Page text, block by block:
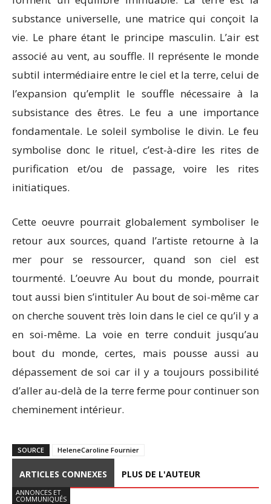
substance universelle, une matrice qui conçoit la
vie. Le phare étant le principe masculin. L’air est
associé au vent, au souffle. Il représente le monde
subtil intermédiaire entre le ciel et la terre, celui de
l’expansion qu’emplit le souffle nécessaire à la
subsistance des êtres. Le feu a une importance
fondamentale. Le soleil symbolise le divin. Le feu
symbolise donc le rituel, c’est-à-dire les rites de
purification et/ou de passage, voire les rites
initiatiques.
Cette oeuvre pourrait globalement symboliser le
retour aux sources, quand l’artiste retourne à la
mer pour se ressourcer, quand son ciel est
tourmenté. L’oeuvre Au bout du monde, pourrait
tout aussi bien s’intituler Au bout de soi-même car
on cherche souvent très loin dans le ciel ce qu’il y a
en soi-même. La voie en terre conduit jusqu’au
bout du monde, certes, mais pousse aussi au
dépassement de soi car il y a toujours possibilité
d’aller au-delà de la terre ferme pour continuer son
cheminement intérieur.
SOURCE HeleneCaroline Fournier
ARTICLES CONNEXES PLUS DE L'AUTEUR
ANNONCES ET
COMMUNIQUÉS